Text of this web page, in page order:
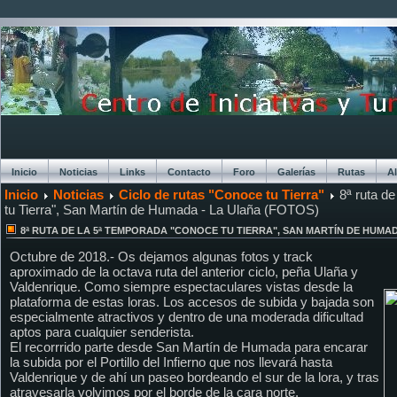
Inicio Noticias Links Contacto Foro Galerías Rutas
Chat
Inicio Noticias Ciclo de rutas "Conoce tu Tierra"
8ª ruta
tu Tierra", San Martín de Humada - La Ulaña (FOTOS)
8ª RUTA DE LA 5ª TEMPORADA "CONOCE TU TIERRA", SAN MARTÍN DE
Octubre de 2018.- Os dejamos algunas fotos y track
aproximado de la octava ruta del anterior ciclo, peña Ulaña y
Valdenrique. Como siempre espectaculares vistas desde la
plataforma de estas loras. Los accesos de subida y bajada son
especialmente atractivos y dentro de una moderada dificultad
aptos para cualquier senderista.
El recorrrido parte desde San Martín de Humada para encarar
la subida por el Portillo del Infierno que nos llevará hasta
Valdenrique y de ahí un paseo bordeando el sur de la lora, y tras
atravesarla volvimos por el borde de la cara norte.